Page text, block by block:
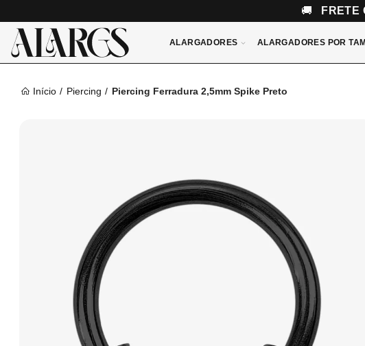
🚚 FRETE
ALARGADORES ALARGADORES POR
Início Piercing Piercing Ferradura 2,5mm Spike Preto